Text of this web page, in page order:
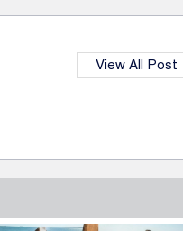
View All Post